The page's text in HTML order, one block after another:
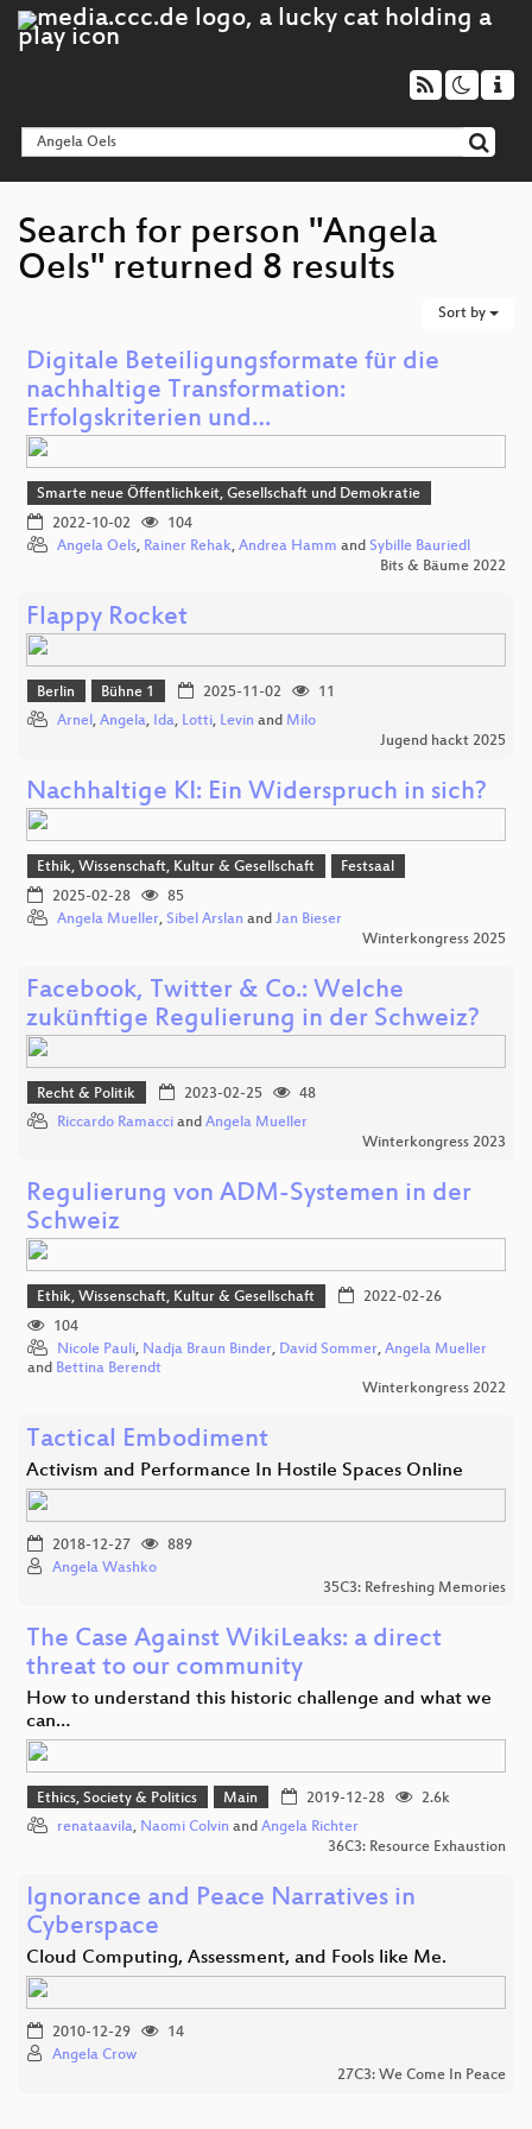
Search for person "Angela
Oels" returned 8 results
Sort by
Digitale Beteiligungsformate für die
nachhaltige Transformation:
Erfolgskriterien und…
Smarte neue Öffentlichkeit, Gesellschaft und Demokratie
2022-10-02
104
Angela Oels, Rainer Rehak, Andrea Hamm and Sybille Bauriedl
Bits & Bäume 2022
Flappy Rocket
Berlin Bühne 1 2025-11-02
11
Arnel, Angela, Ida, Lotti, Levin and Milo
Jugend hackt 2025
Nachhaltige KI: Ein Widerspruch in sich?
Ethik, Wissenschaft, Kultur & Gesellschaft
Festsaal
2025-02-28
85
Angela Mueller, Sibel Arslan and Jan Bieser
Winterkongress 2025
Facebook, Twitter & Co.: Welche
zukünftige Regulierung in der Schweiz?
Recht & Politik 2023-02-25
48
Riccardo Ramacci and Angela Mueller
Winterkongress 2023
Regulierung von ADM-Systemen in der
Schweiz
Ethik, Wissenschaft, Kultur & Gesellschaft
2022-02-26
104
Nicole Pauli, Nadja Braun Binder, David Sommer, Angela Mueller
and Bettina Berendt
Winterkongress 2022
Tactical Embodiment
Activism and Performance In Hostile Spaces Online
2018-12-27
889
Angela Washko
35C3: Refreshing Memories
The Case Against WikiLeaks: a direct
threat to our community
How to understand this historic challenge and what we
can…
Ethics, Society & Politics Main 2019-12-28
2.6k
renataavila, Naomi Colvin and Angela Richter
36C3: Resource Exhaustion
Ignorance and Peace Narratives in
Cyberspace
Cloud Computing, Assessment, and Fools like Me.
2010-12-29
14
Angela Crow
27C3: We Come In Peace